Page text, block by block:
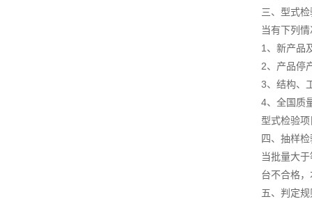
三、型式检
当有下列
1、新产品
2、产品停
3、结构、
4、全国质
型式检验
四、抽样检
当批量大
台不合格
五、判定规